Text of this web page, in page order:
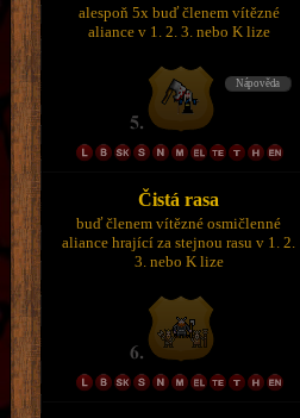
alespoň 5x buď členem vítězné
aliance v 1. 2. 3. nebo K lize
Čistá rasa
buď členem vítězné osmičlenné
aliance hrající za stejnou rasu v 1. 2.
3. nebo K lize